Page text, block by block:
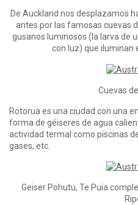
De Auckland nos desplazamos
antes por las famosas cuevas
gusanos luminosos (la larva de
con luz) que iluminan
Cuevas
Rotorua es una ciudad con una
forma de géiseres de agua
actividad termal como piscinas
gases, etc.
Geiser Pohutu, Te Puia